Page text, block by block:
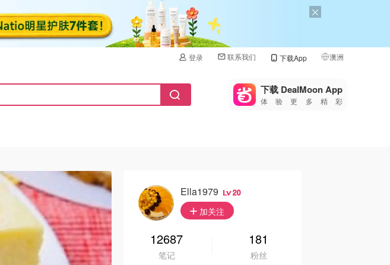
登录 联系我们 下载App 澳洲
🇺🇸
🇨🇳 中国
下载 DealMoon App
体验更多精彩
Ella1979 20
加关注
12687
笔记
181
粉丝